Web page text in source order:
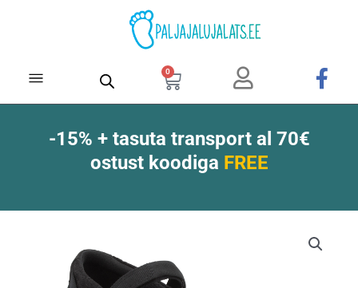
0
Cart
-15% + tasuta transport al 70€
ostust koodiga FREE